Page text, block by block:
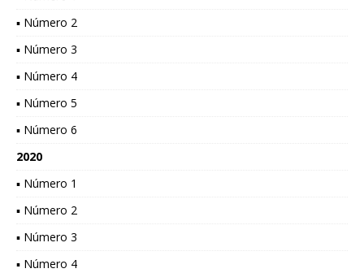
▪ Número 2
▪ Número 3
▪ Número 4
▪ Número 5
▪ Número 6
2020
▪ Número 1
▪ Número 2
▪ Número 3
▪ Número 4